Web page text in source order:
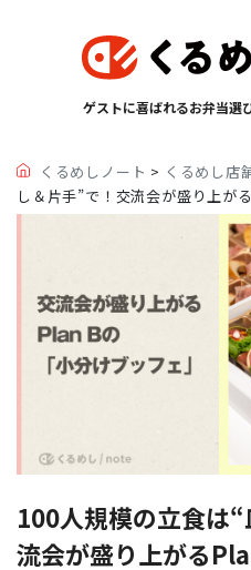
ゲストに喜ばれるお弁当選
くるめしノート > くるめし店
し＆片手”で！交流会が盛り上が
100人規模の立食は
流会が盛り上がる